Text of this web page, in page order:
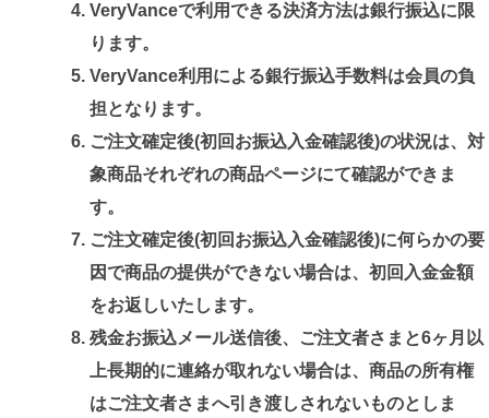
VeryVanceで利用できる決済方法は銀行振込に限
ります。
VeryVance利用による銀行振込手数料は会員の負
担となります。
ご注文確定後(初回お振込入金確認後)の状況は、対
象商品それぞれの商品ページにて確認ができま
す。
ご注文確定後(初回お振込入金確認後)に何らかの要
因で商品の提供ができない場合は、初回入金金額
をお返しいたします。
残金お振込メール送信後、ご注文者さまと6ヶ月以
上長期的に連絡が取れない場合は、商品の所有権
はご注文者さまへ引き渡しされないものとしま